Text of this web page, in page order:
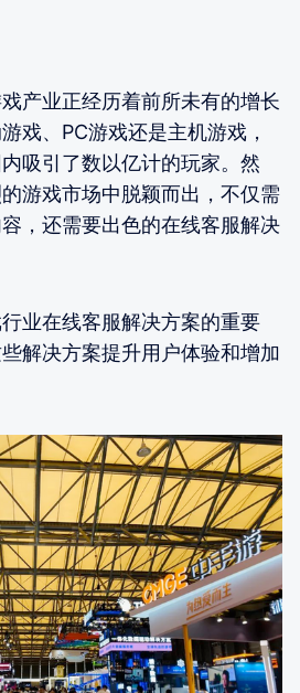
产业正经历着前所未有的增长
戏、PC游戏还是主机游戏，
吸引了数以亿计的玩家。然
游戏市场中脱颖而出，不仅需
，还需要出色的在线客服解决
业在线客服解决方案的重要
解决方案提升用户体验和增加